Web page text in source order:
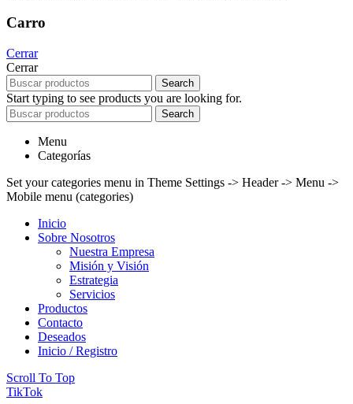
Carro
Cerrar
Cerrar
Search
Start typing to see products you are looking for.
Search
Menu
Categorías
Set your categories menu in Theme Settings -> Header -> Menu ->
Mobile menu (categories)
Inicio
Sobre Nosotros
Nuestra Empresa
Misión y Visión
Estrategia
Servicios
Productos
Contacto
Deseados
Inicio / Registro
Scroll To Top
TikTok